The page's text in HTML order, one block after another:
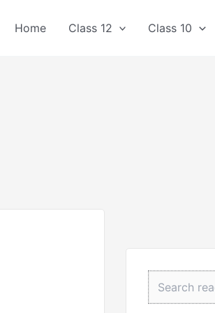
Home Class 12 Class 10